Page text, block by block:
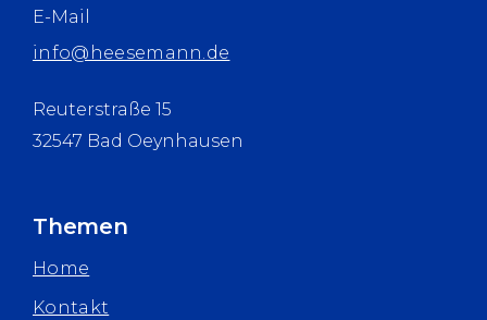
E-Mail
info@heesemann.de
Reuterstraße 15
32547 Bad Oeynhausen
Themen
Home
Kontakt